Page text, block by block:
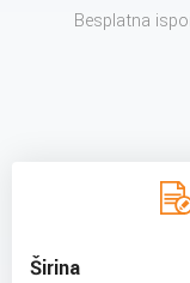
Besplatna
Širina